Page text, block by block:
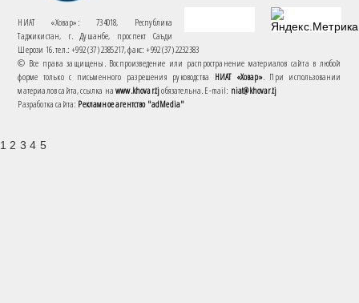
НИАТ «Ховар»: 734018, Республика
Таджикистан, г. Душанбе, проспект Саъди
Шерози 16. тел.: +992 (37) 2385217, факс: +992 (37) 2232383
© Все права защищены. Воспроизведение или распространение материалов сайта в любой
форме только с письменного разрешения руководства НИАТ «Ховар». При использовании
материалов сайта, ссылка наwww.khovar.tjобязательна. E-mail: niat@khovar.tj
Разработка сайта: Рекламное агентство "adMedia"
1 2 3 4 5